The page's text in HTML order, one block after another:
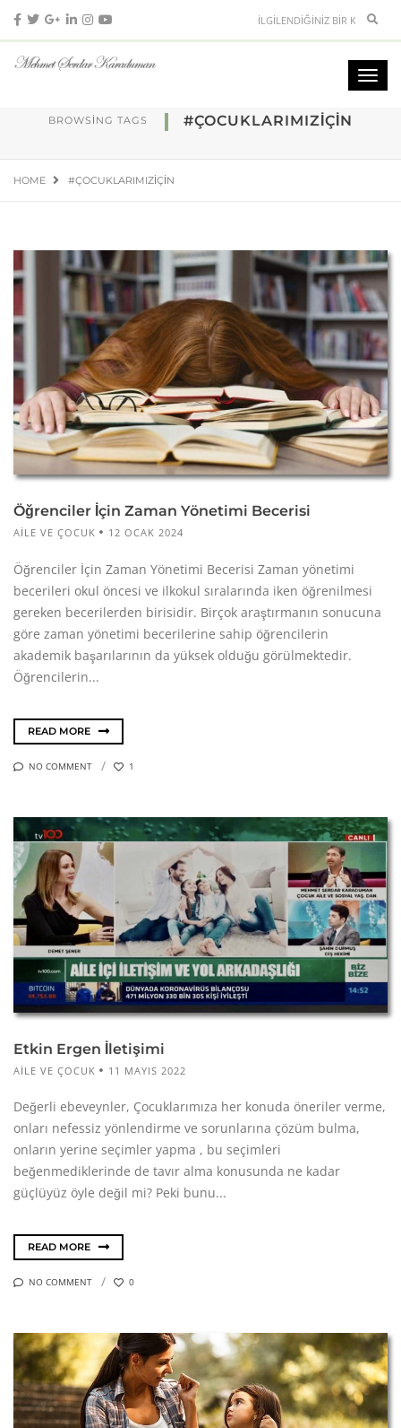
BROWSING TAGS #ÇOCUKLARIMIZIÇIN
HOME #ÇOCUKLARIMIZIÇIN
Öğrenciler İçin Zaman Yönetimi Becerisi
AILE VE ÇOCUK 12 OCAK 2024
Öğrenciler İçin Zaman Yönetimi Becerisi Zaman yönetimi
becerileri okul öncesi ve ilkokul sıralarında iken öğrenilmesi
gereken becerilerden birisidir. Birçok araştırmanın sonucuna
göre zaman yönetimi becerilerine sahip öğrencilerin
akademik başarılarının da yüksek olduğu görülmektedir.
Öğrencilerin...
READ MORE
NO COMMENT 1
Etkin Ergen İletişimi
AILE VE ÇOCUK 11 MAYIS 2022
Değerli ebeveynler, Çocuklarımıza her konuda öneriler verme,
onları nefessiz yönlendirme ve sorunlarına çözüm bulma,
onların yerine seçimler yapma , bu seçimleri
beğenmediklerinde de tavır alma konusunda ne kadar
güçlüyüz öyle değil mi? Peki bunu...
READ MORE
NO COMMENT 0